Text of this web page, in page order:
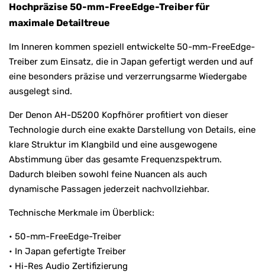
Hochpräzise 50-mm-FreeEdge-Treiber für
maximale Detailtreue
Im Inneren kommen speziell entwickelte 50-mm-FreeEdge-
Treiber zum Einsatz, die in Japan gefertigt werden und auf
eine besonders präzise und verzerrungsarme Wiedergabe
ausgelegt sind.
Der Denon AH-D5200 Kopfhörer profitiert von dieser
Technologie durch eine exakte Darstellung von Details, eine
klare Struktur im Klangbild und eine ausgewogene
Abstimmung über das gesamte Frequenzspektrum.
Dadurch bleiben sowohl feine Nuancen als auch
dynamische Passagen jederzeit nachvollziehbar.
Technische Merkmale im Überblick:
• 50-mm-FreeEdge-Treiber
• In Japan gefertigte Treiber
• Hi-Res Audio Zertifizierung